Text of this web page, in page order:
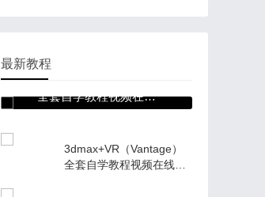
最新教程
3dmax+VR（Vantage）
全套自学教程视频在线
系统课程含课件
3dmax+VR（Vantage）
全套自学教程视频在线系